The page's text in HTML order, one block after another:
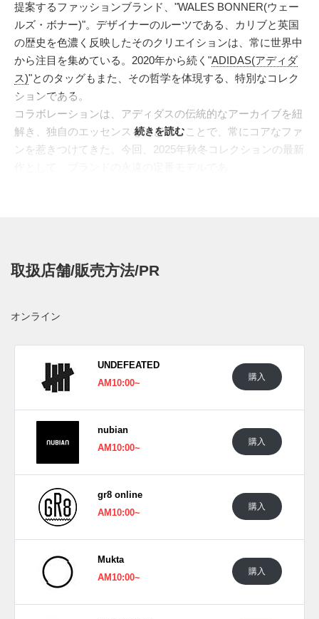
提案するファッションブランド、"WALES BONNER(ウェー
ルズ・ボナー)"。デザイナーのルーツである、カリブと英国
の歴史を色濃く反映したそのクリエイションは、常に世界中
から注目を集めている。2020年から続く"ADIDAS(アディダ
ス)"とのタッグもまた、その哲学を体現する、特別なコレク
ションである。
コラボレーションは、アディダスの伝統的なアーカイブを紐
解き、独自のエッセンスを注ぎ込むことで、常にコアなファ
ンを惹きつけてきた。今回、2025年秋冬コレクションの最新
レザーを採用。ヒールには、飾り縫いが施されたタンレザー
海外では2025年秋にアディダス オリジナルス取扱店にて発
売予定。価格は$280。
予定。価格は46,200円 (税込)。 また新たな情報が入り次第、
スニーカーウォーズのXやFacebook などで報告したい。
続きを読む
取扱店舗/販売方法/PR
オンライン
UNDEFEATED
AM10:00~
購入
nubian
AM10:00~
購入
gr8 online
AM10:00~
購入
Mukta
AM10:00~
購入